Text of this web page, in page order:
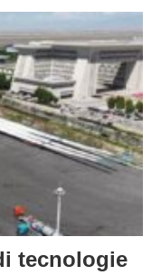
tecnologie